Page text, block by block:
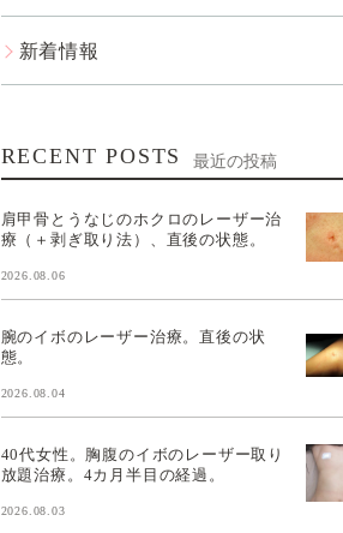
新着情報
RECENT POSTS 最近の投稿
肩甲骨とうなじのホクロのレーザー治
療（＋剥ぎ取り法）、直後の状態。
2026.08.06
腕のイボのレーザー治療。直後の状
態。
2026.08.04
40代女性。胸腹のイボのレーザー取り
放題治療。4カ月半目の経過。
2026.08.03